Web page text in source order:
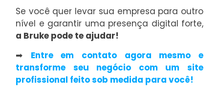
Se você quer levar sua empresa para outro
nível e garantir uma presença digital forte,
a Bruke pode te ajudar!
➡ Entre em contato agora mesmo e
transforme seu negócio com um site
profissional feito sob medida para você!